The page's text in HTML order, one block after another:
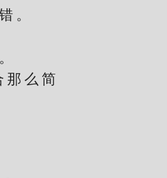
。
么简